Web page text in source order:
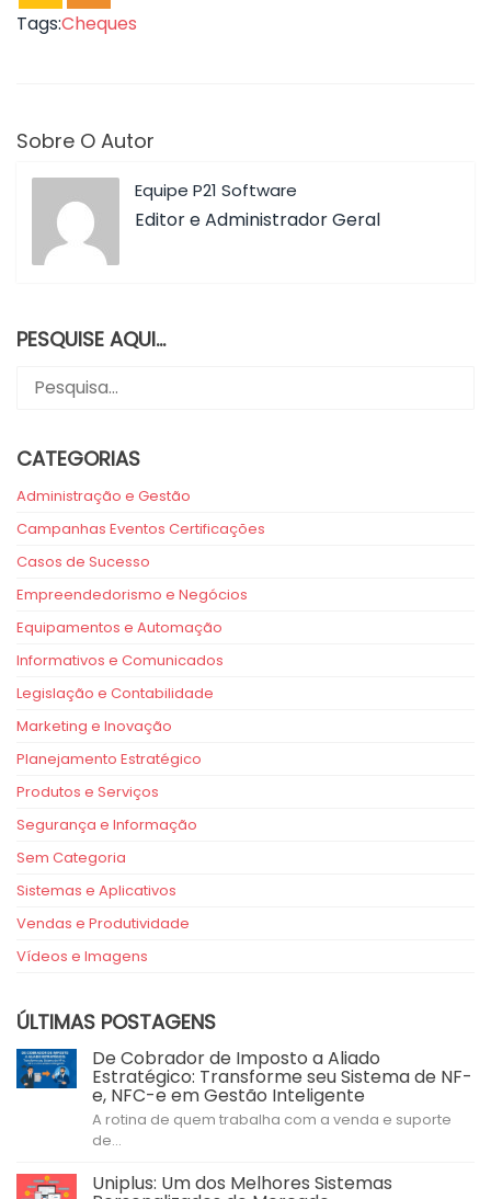
Tags:Cheques
Sobre O Autor
Equipe P21 Software
Editor e Administrador Geral
PESQUISE AQUI…
CATEGORIAS
Administração e Gestão
Campanhas Eventos Certificações
Casos de Sucesso
Empreendedorismo e Negócios
Equipamentos e Automação
Informativos e Comunicados
Legislação e Contabilidade
Marketing e Inovação
Planejamento Estratégico
Produtos e Serviços
Segurança e Informação
Sem Categoria
Sistemas e Aplicativos
Vendas e Produtividade
Vídeos e Imagens
ÚLTIMAS POSTAGENS
De Cobrador de Imposto a Aliado
Estratégico: Transforme seu Sistema de NF-
e, NFC-e em Gestão Inteligente
A rotina de quem trabalha com a venda e suporte
de...
Uniplus: Um dos Melhores Sistemas